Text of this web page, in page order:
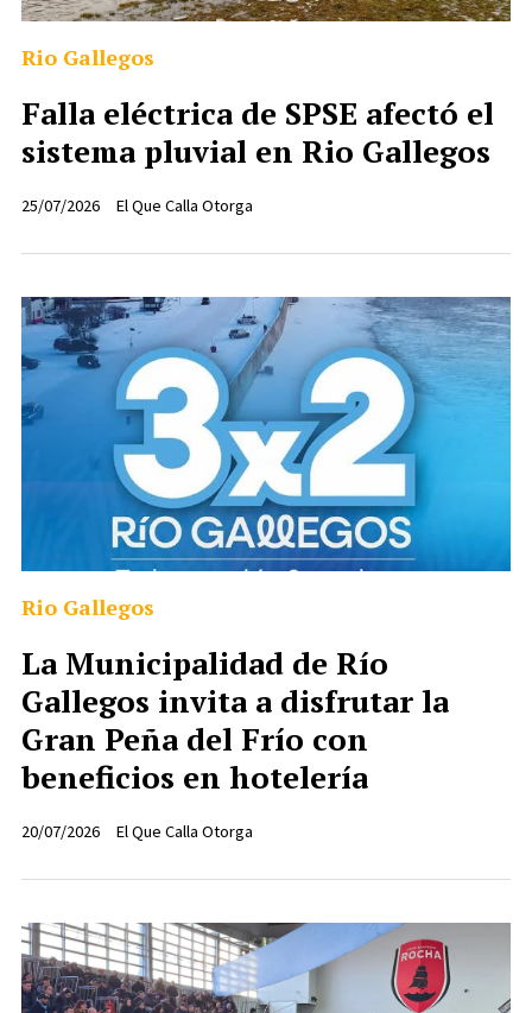
Falla eléctrica de SPSE afectó el
sistema pluvial en Rio Gallegos
El Que Calla Otorga
Rio Gallegos
25/07/2026
La Municipalidad de Río
Gallegos invita a disfrutar la
Gran Peña del Frío con
beneficios en hotelería
El Que Calla Otorga
Rio Gallegos
20/07/2026